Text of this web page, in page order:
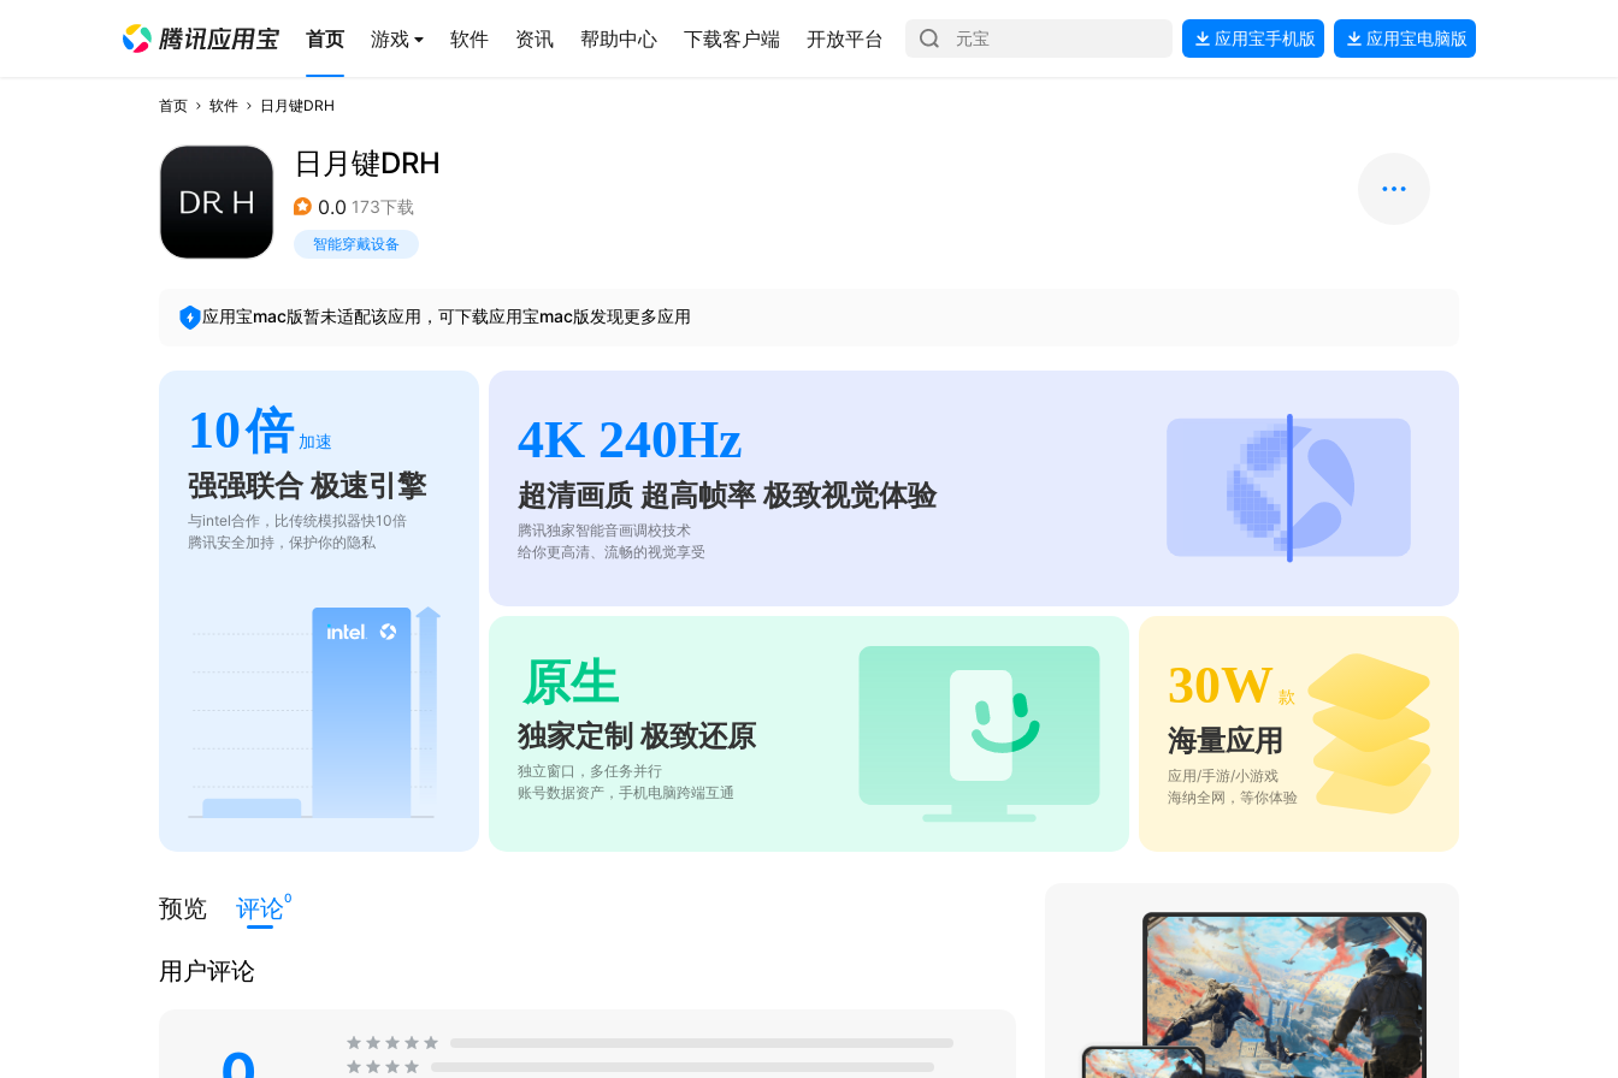
首页 游戏 软件 资讯 帮助中心 下载客户端 开放平台 应用宝手机版 应用宝电脑版
首页 软件 日月键DRH
日月键DRH
0.0 173下载
智能穿戴设备
应用宝mac版暂未适配该应用，可下载应用宝mac版发现更多应用
10倍 加速
强强联合 极速引擎
与intel合作，比传统模拟器快10倍
腾讯安全加持，保护你的隐私
4K 240Hz
超清画质 超高帧率 极致视觉体验
腾讯独家智能音画调校技术
给你更高清、流畅的视觉享受
原生
独家定制 极致还原
独立窗口，多任务并行
账号数据资产，手机电脑跨端互通
30W 款
海量应用
应用/手游/小游戏
海纳全网，等你体验
预览 评论0
用户评论